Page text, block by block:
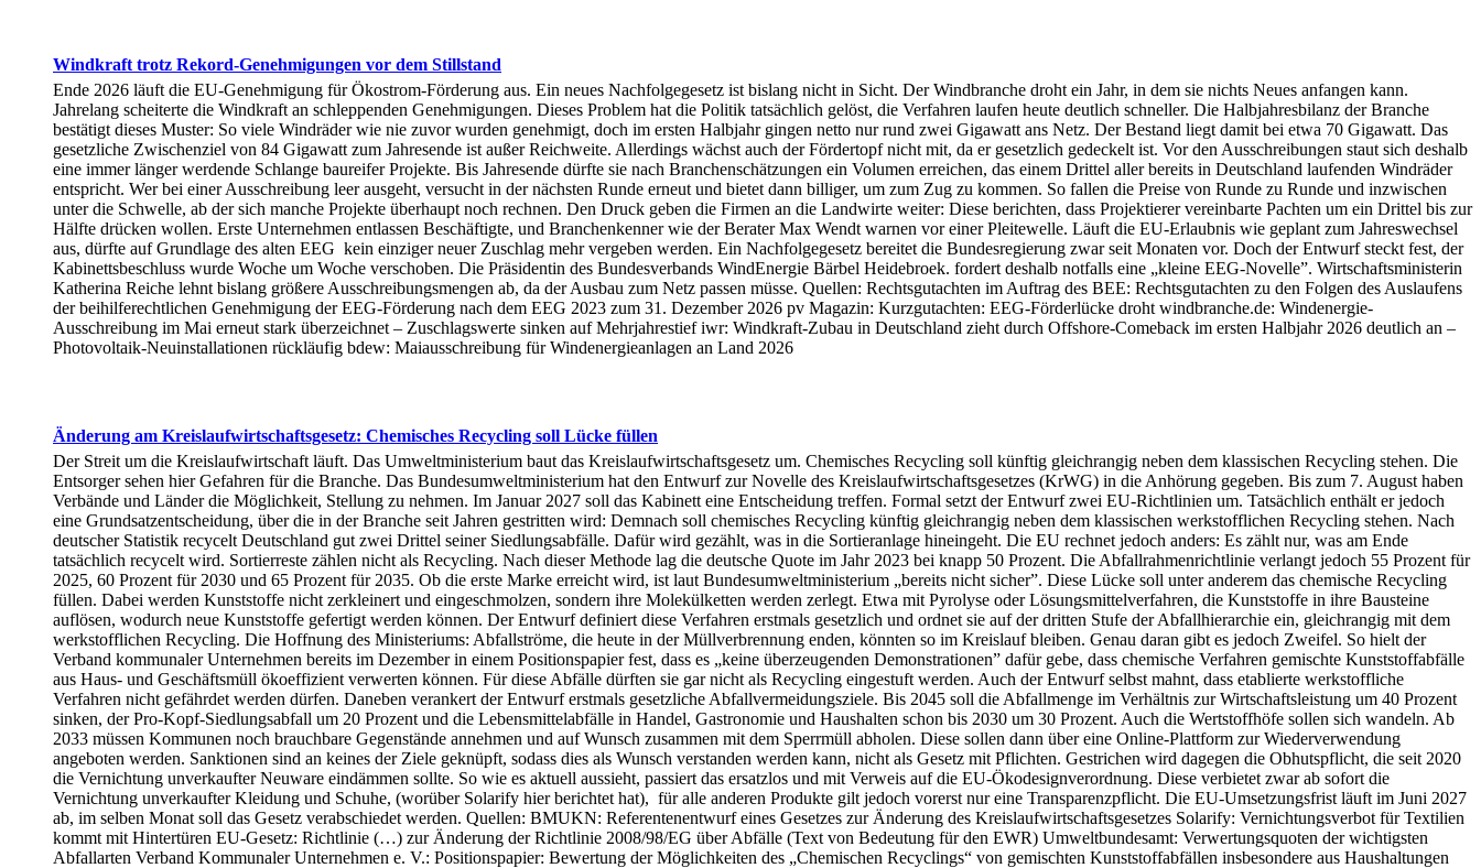
Windkraft trotz Rekord-Genehmigungen vor dem Stillstand
Ende 2026 läuft die EU-Genehmigung für Ökostrom-Förderung aus. Ein neues Nachfolgegesetz ist bislang nicht in Sicht. Der Windbranche droht ein Jahr, in dem sie nichts Neues anfangen kann.
Jahrelang scheiterte die Windkraft an schleppenden Genehmigungen. Dieses Problem hat die Politik tatsächlich gelöst, die Verfahren laufen heute deutlich schneller. Die Halbjahresbilanz der Branche
bestätigt dieses Muster: So viele Windräder wie nie zuvor wurden genehmigt, doch im ersten Halbjahr gingen netto nur rund zwei Gigawatt ans Netz. Der Bestand liegt damit bei etwa 70 Gigawatt. Das
gesetzliche Zwischenziel von 84 Gigawatt zum Jahresende ist außer Reichweite. Allerdings wächst auch der Fördertopf nicht mit, da er gesetzlich gedeckelt ist. Vor den Ausschreibungen staut sich deshalb
eine immer länger werdende Schlange baureifer Projekte. Bis Jahresende dürfte sie nach Branchenschätzungen ein Volumen erreichen, das einem Drittel aller bereits in Deutschland laufenden Windräder
entspricht. Wer bei einer Ausschreibung leer ausgeht, versucht in der nächsten Runde erneut und bietet dann billiger, um zum Zug zu kommen. So fallen die Preise von Runde zu Runde und inzwischen
unter die Schwelle, ab der sich manche Projekte überhaupt noch rechnen. Den Druck geben die Firmen an die Landwirte weiter: Diese berichten, dass Projektierer vereinbarte Pachten um ein Drittel bis zur
Hälfte drücken wollen. Erste Unternehmen entlassen Beschäftigte, und Branchenkenner wie der Berater Max Wendt warnen vor einer Pleitewelle. Läuft die EU-Erlaubnis wie geplant zum Jahreswechsel
aus, dürfte auf Grundlage des alten EEG kein einziger neuer Zuschlag mehr vergeben werden. Ein Nachfolgegesetz bereitet die Bundesregierung zwar seit Monaten vor. Doch der Entwurf steckt fest, der
Kabinettsbeschluss wurde Woche um Woche verschoben. Die Präsidentin des Bundesverbands WindEnergie Bärbel Heidebroek. fordert deshalb notfalls eine „kleine EEG-Novelle”. Wirtschaftsministerin
Katherina Reiche lehnt bislang größere Ausschreibungsmengen ab, da der Ausbau zum Netz passen müsse. Quellen: Rechtsgutachten im Auftrag des BEE: Rechtsgutachten zu den Folgen des Auslaufens
der beihilferechtlichen Genehmigung der EEG-Förderung nach dem EEG 2023 zum 31. Dezember 2026 pv Magazin: Kurzgutachten: EEG-Förderlücke droht windbranche.de: Windenergie-
Ausschreibung im Mai erneut stark überzeichnet – Zuschlagswerte sinken auf Mehrjahrestief iwr: Windkraft-Zubau in Deutschland zieht durch Offshore-Comeback im ersten Halbjahr 2026 deutlich an –
Photovoltaik-Neuinstallationen rückläufig bdew: Maiausschreibung für Windenergieanlagen an Land 2026
Änderung am Kreislaufwirtschaftsgesetz: Chemisches Recycling soll Lücke füllen
Der Streit um die Kreislaufwirtschaft läuft. Das Umweltministerium baut das Kreislaufwirtschaftsgesetz um. Chemisches Recycling soll künftig gleichrangig neben dem klassischen Recycling stehen. Die
Entsorger sehen hier Gefahren für die Branche. Das Bundesumweltministerium hat den Entwurf zur Novelle des Kreislaufwirtschaftsgesetzes (KrWG) in die Anhörung gegeben. Bis zum 7. August haben
Verbände und Länder die Möglichkeit, Stellung zu nehmen. Im Januar 2027 soll das Kabinett eine Entscheidung treffen. Formal setzt der Entwurf zwei EU-Richtlinien um. Tatsächlich enthält er jedoch
eine Grundsatzentscheidung, über die in der Branche seit Jahren gestritten wird: Demnach soll chemisches Recycling künftig gleichrangig neben dem klassischen werkstofflichen Recycling stehen. Nach
deutscher Statistik recycelt Deutschland gut zwei Drittel seiner Siedlungsabfälle. Dafür wird gezählt, was in die Sortieranlage hineingeht. Die EU rechnet jedoch anders: Es zählt nur, was am Ende
tatsächlich recycelt wird. Sortierreste zählen nicht als Recycling. Nach dieser Methode lag die deutsche Quote im Jahr 2023 bei knapp 50 Prozent. Die Abfallrahmenrichtlinie verlangt jedoch 55 Prozent für
2025, 60 Prozent für 2030 und 65 Prozent für 2035. Ob die erste Marke erreicht wird, ist laut Bundesumweltministerium „bereits nicht sicher”. Diese Lücke soll unter anderem das chemische Recycling
füllen. Dabei werden Kunststoffe nicht zerkleinert und eingeschmolzen, sondern ihre Molekülketten werden zerlegt. Etwa mit Pyrolyse oder Lösungsmittelverfahren, die Kunststoffe in ihre Bausteine
auflösen, wodurch neue Kunststoffe gefertigt werden können. Der Entwurf definiert diese Verfahren erstmals gesetzlich und ordnet sie auf der dritten Stufe der Abfallhierarchie ein, gleichrangig mit dem
werkstofflichen Recycling. Die Hoffnung des Ministeriums: Abfallströme, die heute in der Müllverbrennung enden, könnten so im Kreislauf bleiben. Genau daran gibt es jedoch Zweifel. So hielt der
Verband kommunaler Unternehmen bereits im Dezember in einem Positionspapier fest, dass es „keine überzeugenden Demonstrationen” dafür gebe, dass chemische Verfahren gemischte Kunststoffabfälle
aus Haus- und Geschäftsmüll ökoeffizient verwerten können. Für diese Abfälle dürften sie gar nicht als Recycling eingestuft werden. Auch der Entwurf selbst mahnt, dass etablierte werkstoffliche
Verfahren nicht gefährdet werden dürfen. Daneben verankert der Entwurf erstmals gesetzliche Abfallvermeidungsziele. Bis 2045 soll die Abfallmenge im Verhältnis zur Wirtschaftsleistung um 40 Prozent
sinken, der Pro-Kopf-Siedlungsabfall um 20 Prozent und die Lebensmittelabfälle in Handel, Gastronomie und Haushalten schon bis 2030 um 30 Prozent. Auch die Wertstoffhöfe sollen sich wandeln. Ab
2033 müssen Kommunen noch brauchbare Gegenstände annehmen und auf Wunsch zusammen mit dem Sperrmüll abholen. Diese sollen dann über eine Online-Plattform zur Wiederverwendung
angeboten werden. Sanktionen sind an keines der Ziele geknüpft, sodass dies als Wunsch verstanden werden kann, nicht als Gesetz mit Pflichten. Gestrichen wird dagegen die Obhutspflicht, die seit 2020
die Vernichtung unverkaufter Neuware eindämmen sollte. So wie es aktuell aussieht, passiert das ersatzlos und mit Verweis auf die EU-Ökodesignverordnung. Diese verbietet zwar ab sofort die
Vernichtung unverkaufter Kleidung und Schuhe, (worüber Solarify hier berichtet hat), für alle anderen Produkte gilt jedoch vorerst nur eine Transparenzpflicht. Die EU-Umsetzungsfrist läuft im Juni 2027
ab, im selben Monat soll das Gesetz verabschiedet werden. Quellen: BMUKN: Referentenentwurf eines Gesetzes zur Änderung des Kreislaufwirtschaftsgesetzes Solarify: Vernichtungsverbot für Textilien
kommt mit Hintertüren EU-Gesetz: Richtlinie (…) zur Änderung der Richtlinie 2008/98/EG über Abfälle (Text von Bedeutung für den EWR) Umweltbundesamt: Verwertungsquoten der wichtigsten
Abfallarten Verband Kommunaler Unternehmen e. V.: Positionspapier: Bewertung der Möglichkeiten des „Chemischen Recyclings“ von gemischten Kunststoffabfällen insbesondere aus Haushaltungen